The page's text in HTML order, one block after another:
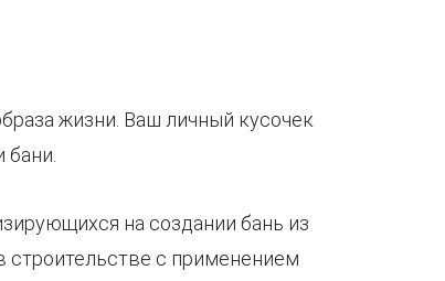
жизни. Ваш личный кусочек
на создании бань из
строительстве с применением